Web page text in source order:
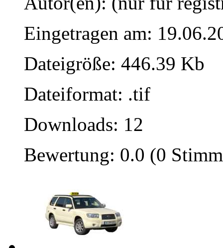
Eingetragen am:
Dateigröße: 446.39 Kb
Dateiformat: .tif
Downloads: 12
Bewertung: 0.0 (0